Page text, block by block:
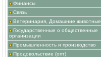
Финансы
Связь
Ветеринария, Домашние животные
Государственные о общественные
организации
Промышленность и производство
Продовольствие (опт)